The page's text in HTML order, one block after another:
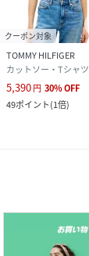
クーポン対象
TOMMY HILFIGER
カットソー・Tシャツ
5,390円 30%OFF
49ポイント(1倍)